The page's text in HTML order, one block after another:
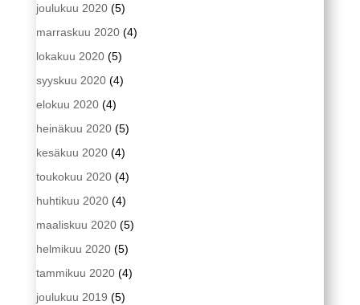
joulukuu 2020(5)
marraskuu 2020(4)
lokakuu 2020(5)
syyskuu 2020(4)
elokuu 2020(4)
heinäkuu 2020(5)
kesäkuu 2020(4)
toukokuu 2020(4)
huhtikuu 2020(4)
maaliskuu 2020(5)
helmikuu 2020(5)
tammikuu 2020(4)
joulukuu 2019 (5)